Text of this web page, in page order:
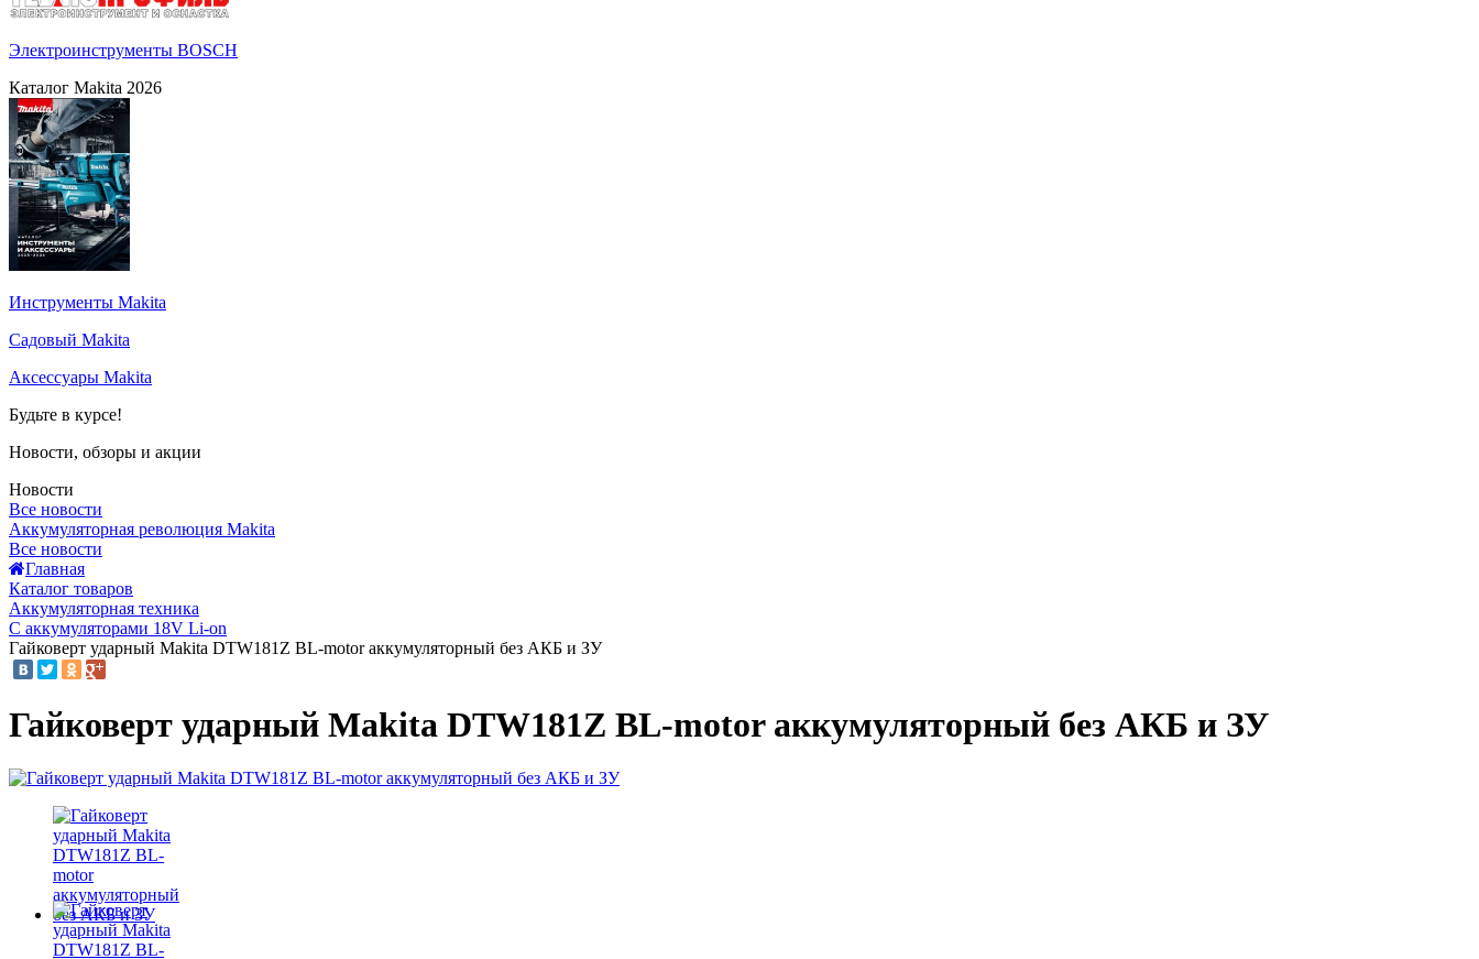
Электроинструменты BOSCH
Каталог Makita 2026
Инструменты Makita
Садовый Makita
Аксессуары Makita
Будьте в курсе!
Новости, обзоры и акции
Новости
Все новости
Аккумуляторная революция Makita
Все новости
Главная
Каталог товаров
Аккумуляторная техника
С аккумуляторами 18V Li-on
Гайковерт ударный Makita DTW181Z BL-motor аккумуляторный без АКБ и ЗУ
Гайковерт ударный Makita DTW181Z BL-motor аккумуляторный без АКБ и ЗУ